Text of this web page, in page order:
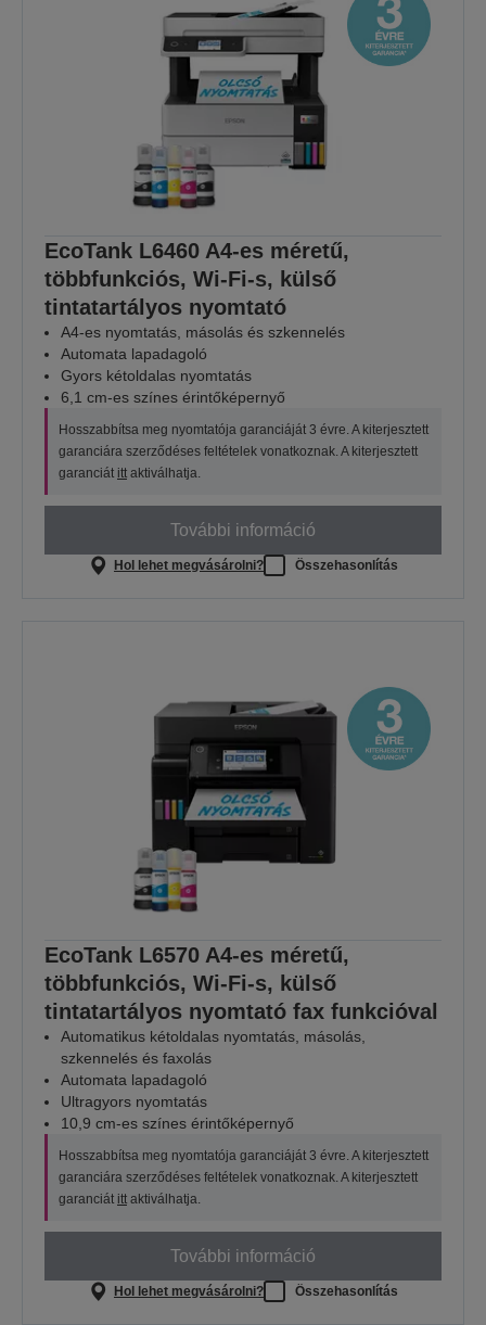
EcoTank L6460 A4-es méretű,
többfunkciós, Wi-Fi-s, külső
tintatartályos nyomtató
A4-es nyomtatás, másolás és szkennelés
Automata lapadagoló
Gyors kétoldalas nyomtatás
6,1 cm-es színes érintőképernyő
Hosszabbítsa meg nyomtatója garanciáját 3 évre. A kiterjesztett
garanciára szerződéses feltételek vonatkoznak. A kiterjesztett
garanciát itt aktiválhatja.
További információ
Hol lehet megvásárolni? Összehasonlítás
EcoTank L6570 A4-es méretű,
többfunkciós, Wi-Fi-s, külső
tintatartályos nyomtató fax funkcióval
Automatikus kétoldalas nyomtatás, másolás,
szkennelés és faxolás
Automata lapadagoló
Ultragyors nyomtatás
10,9 cm-es színes érintőképernyő
Hosszabbítsa meg nyomtatója garanciáját 3 évre. A kiterjesztett
garanciára szerződéses feltételek vonatkoznak. A kiterjesztett
garanciát itt aktiválhatja.
További információ
Hol lehet megvásárolni? Összehasonlítás